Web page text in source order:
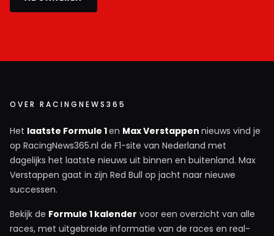
OVER RACINGNEWS365
Het laatste Formule 1en Max Verstappen nieuws vind je
op RacingNews365.nl de F1-site van Nederland met
dagelijks het laatste nieuws uit binnen en buitenland. Max
Verstappen gaat in zijn Red Bull op jacht naar nieuwe
successen.
Bekijk de Formule 1 kalender voor een overzicht van alle
races, met uitgebreide informatie van de races en real-